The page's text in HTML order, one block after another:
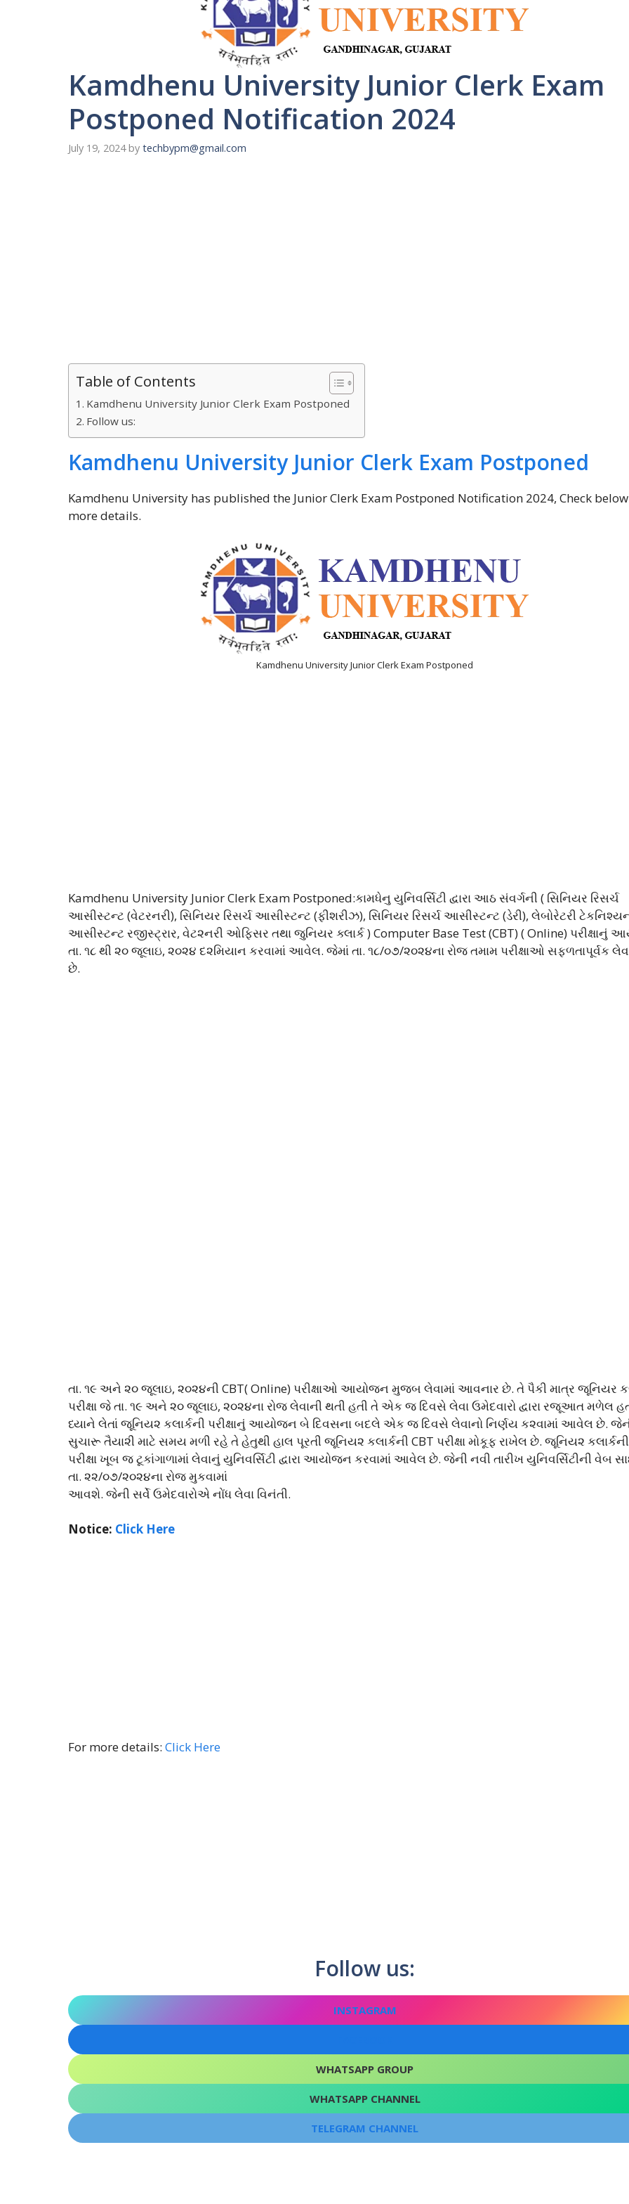
Kamdhenu University Junior Clerk Exam
Postponed Notification 2024
July 19, 2024 by techbypm@gmail.com
Table of Contents
Kamdhenu University Junior Clerk Exam Postponed
Follow us:
Kamdhenu University Junior Clerk Exam Postponed
Kamdhenu University has published the Junior Clerk Exam Postponed Notification 2024, Check
more details.
Kamdhenu University Junior Clerk Exam Postponed
Kamdhenu University Junior Clerk Exam Postponed:કામધેનુ યુનિવર્સિટી દ્વારા આઠ સંવર્ગની ( સિનિયર રિસર્ચ
આસીસ્ટન્ટ (વેટરનરી), સિનિયર રિસર્ચ આસીસ્ટન્ટ (ફીશરીઝ), સિનિયર રિસર્ચ આસીસ્ટન્ટ (ડેરી), લેબોરેટરી
આસીસ્ટન્ટ રજીસ્ટ્રાર, વેટ૨નરી ઓફિસર તથા જુનિયર ક્લાર્ક ) Computer Base Test (CBT) ( Online) પરીક્ષાનું
તા. ૧૮ થી ૨૦ જૂલાઇ, ૨૦૨૪ દ૨મિયાન કરવામાં આવેલ. જેમાં તા. ૧૮/૦૭/૨૦૨૪ના રોજ તમામ પરીક્ષાઓ સફળતાપૂર્વક
છે.
તા. ૧૯ અને ૨૦ જૂલાઇ, ૨૦૨૪ની CBT( Online) પરીક્ષાઓ આયોજન મુજબ લેવામાં આવનાર છે. તે પૈકી માત્ર જૂનિયર
પરીક્ષા જે તા. ૧૯ અને ૨૦ જૂલાઇ, ૨૦૨૪ના રોજ લેવાની થતી હતી તે એક જ દિવસે લેવા ઉમેદવારો દ્વારા રજૂઆત મળેલ
ધ્યાને લેતાં જૂનિય૨ કલાર્કની પરીક્ષાનું આયોજન બે દિવસના બદલે એક જ દિવસે લેવાનો નિર્ણય ક૨વામાં આવેલ છે.
સુચારૂ તૈયા૨ી માટે સમય મળી રહે તે હેતુથી હાલ પૂરતી જૂનિય૨ કલાર્કની CBT પરીક્ષા મોકૂફ રાખેલ છે. જૂનિય૨
પરીક્ષા ખૂબ જ ટૂકાંગાળામાં લેવાનું યુનિવર્સિટી દ્વારા આયોજન કરવામાં આવેલ છે. જેની નવી તારીખ યુનિવર્સિટીની વેબ
તા. ૨૨/૦૭/૨૦૨૪ના રોજ મુકવામાં
આવશે. જેની સર્વે ઉમેદવારોએ નોંધ લેવા વિનંતી.
Notice: Click Here
For more details: Click Here
Follow us:
INSTAGRAM
WHATSAPP GROUP
WHATSAPP CHANNEL
TELEGRAM CHANNEL